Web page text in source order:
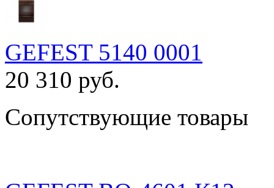
GEFEST 5140 0001
20 310 руб.
Сопутствующие товары